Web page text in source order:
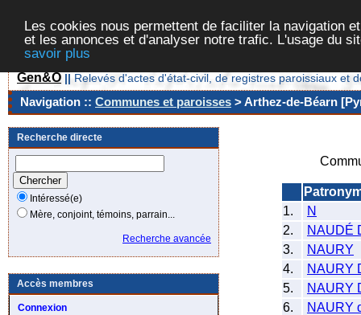
Les cookies nous permettent de faciliter la navigation
et les annonces et d'analyser notre trafic. L'usage du
savoir plus
Gen&O || Relevés d'actes d'état-civil, de registres paroissiaux et
Navigation :: Communes et paroisses > Arthez-de-Béarn
Recherche directe
Intéressé(e)
Mère, conjoint, témoins, parrain...
Recherche avancée
Accès membres
Connexion
1.
N
2.
NAUDÉ
3.
NAURY
4.
NAURY
5.
NAURY
6.
NAURY